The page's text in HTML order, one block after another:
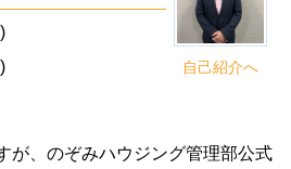
自己紹介へ
が、のぞみハウジング管理部公式